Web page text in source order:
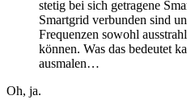
stetig bei sich getragene
Smartgrid verbunden sind
Frequenzen sowohl
können. Was das bedeutet
ausmalen…
Oh, ja.